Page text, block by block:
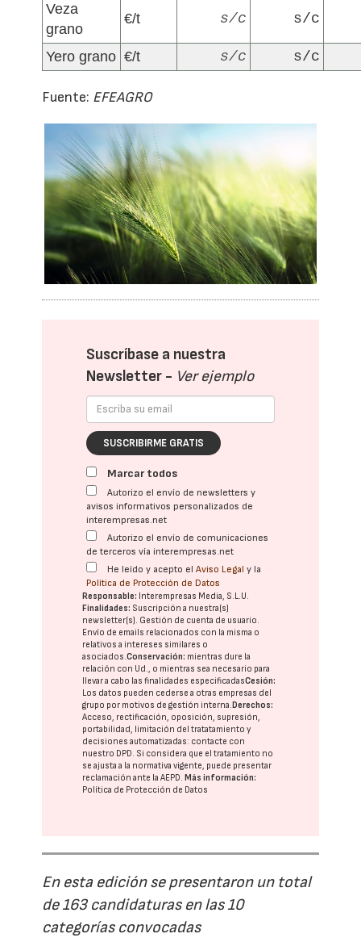
Veza
grano
€/t s/c s/c
Yero grano €/t s/c s/c
Fuente: EFEAGRO
Suscríbase a nuestra
Newsletter - Ver ejemplo
SUSCRIBIRME GRATIS
Marcar todos
Autorizo el envío de newsletters y
avisos informativos personalizados de
interempresas.net
Autorizo el envío de comunicaciones
de terceros vía interempresas.net
He leído y acepto elAviso Legal y la
Política de Protección de Datos
Responsable: Interempresas Media, S.L.U.
Finalidades: Suscripción a nuestra(s)
newsletter(s). Gestión de cuenta de usuario.
Envío de emails relacionados con la misma o
relativos a intereses similares o
asociados.Conservación: mientras dure la
relación con Ud., o mientras sea necesario para
llevar a cabo las finalidades especificadasCesión:
Los datos pueden cederse a otras empresas del
grupo por motivos de gestión interna.Derechos:
Acceso, rectificación, oposición, supresión,
portabilidad, limitación del tratatamiento y
decisiones automatizadas: contacte con
nuestro DPD. Si considera que el tratamiento no
se ajusta a la normativa vigente, puede presentar
reclamación ante laAEPD.Más información:
Política de Protección de Datos
En esta edición se presentaron un total
de 163 candidaturas en las 10
categorías convocadas